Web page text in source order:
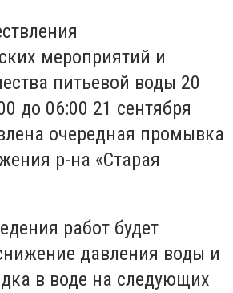
мероприятий и
питьевой воды 20
до 06:00 21 сентября
​​очередная промывка
р-на «Старая
работ будет
давления воды и
в воде на следующих